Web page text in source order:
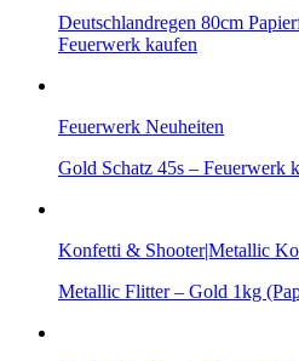
Deutschlandregen 80cm
Feuerwerk kaufen
Feuerwerk Neuheiten
Gold Schatz 45s – Feuerwerk
Konfetti & Shooter|Metallic
Metallic Flitter – Gold 1kg